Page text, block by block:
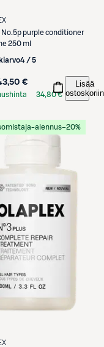
No.5p purple conditioner
250 ml
4 / 5
€
34,80 €
Lisää
ostoskoriin
alennus−20%